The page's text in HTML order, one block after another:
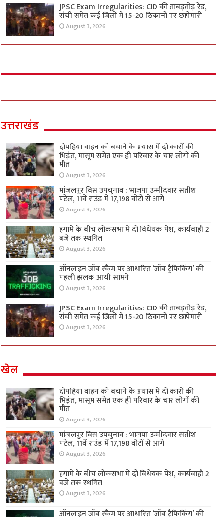
JPSC Exam Irregularities: CID की ताबड़तोड़ रेड,
रांची समेत कई जिलों में 15-20 ठिकानों पर छापेमारी
August 3, 2026
उत्तराखंड
दोपहिया वाहन को बचाने के प्रयास में दो कारों की
भिड़ंत, मासूम समेत एक ही परिवार के चार लोगों की
मौत
August 3, 2026
मांजलपुर विस उपचुनाव : भाजपा उम्मीदवार सतीश
पटेल, 11वें राउंड में 17,198 वोटों से आगे
August 3, 2026
हंगामे के बीच लोकसभा में दो विधेयक पेश, कार्यवाही 2
बजे तक स्थगित
August 3, 2026
ऑनलाइन जॉब स्कैम पर आधारित ‘जॉब ट्रैफिकिंग’ की
पहली झलक आयी सामने
August 3, 2026
JPSC Exam Irregularities: CID की ताबड़तोड़ रेड,
रांची समेत कई जिलों में 15-20 ठिकानों पर छापेमारी
August 3, 2026
खेल
दोपहिया वाहन को बचाने के प्रयास में दो कारों की
भिड़ंत, मासूम समेत एक ही परिवार के चार लोगों की
मौत
August 3, 2026
मांजलपुर विस उपचुनाव : भाजपा उम्मीदवार सतीश
पटेल, 11वें राउंड में 17,198 वोटों से आगे
August 3, 2026
हंगामे के बीच लोकसभा में दो विधेयक पेश, कार्यवाही 2
बजे तक स्थगित
August 3, 2026
ऑनलाइन जॉब स्कैम पर आधारित ‘जॉब ट्रैफिकिंग’ की